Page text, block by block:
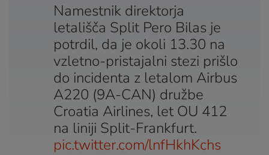
Namestnik direktorja
letališča Split Pero Bilas je
potrdil, da je okoli 13.30 na
vzletno-pristajalni stezi prišlo
do incidenta z letalom Airbus
A220 (9A-CAN) družbe
Croatia Airlines, let OU 412
na liniji Split-Frankfurt.
pic.twitter.com/lnfHkhKchs